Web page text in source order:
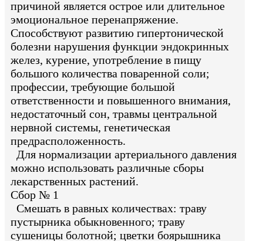
причиной является острое или длительное
эмоциональное перенапряжение.
Способствуют развитию гипертонической
болезни нарушения функции эндокринных
желез, курение, употребление в пищу
большого количества поваренной соли;
профессии, требующие большой
ответственности и повышенного внимания,
недостаточный сон, травмы центральной
нервной системы, генетическая
предрасположенность.
Для нормализации артериального давления
можно использовать различные сборы
лекарственных растений.
Сбор № 1
Смешать в равных количествах: траву
пустырника обыкновенного; траву
сушеницы болотной; цветки боярышника